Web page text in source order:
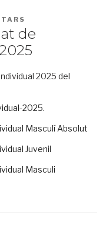
de
2025 del
2025.
Masculí Absolut
Juvenil
Masculi